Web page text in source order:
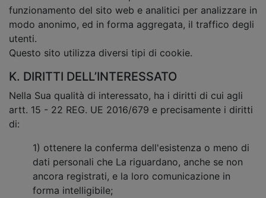
funzionamento del sito web e analitici per analizzare in
modo anonimo, ed in forma aggregata, il traffico degli
utenti.
Questo sito utilizza diversi tipi di cookie.
K. DIRITTI DELL’INTERESSATO
Nella Sua qualità di interessato, ha i diritti di cui agli
artt. 15 - 22 REG. UE 2016/679 e precisamente i diritti
di:
1) ottenere la conferma dell'esistenza o meno di
dati personali che La riguardano, anche se non
ancora registrati, e la loro comunicazione in
forma intelligibile;